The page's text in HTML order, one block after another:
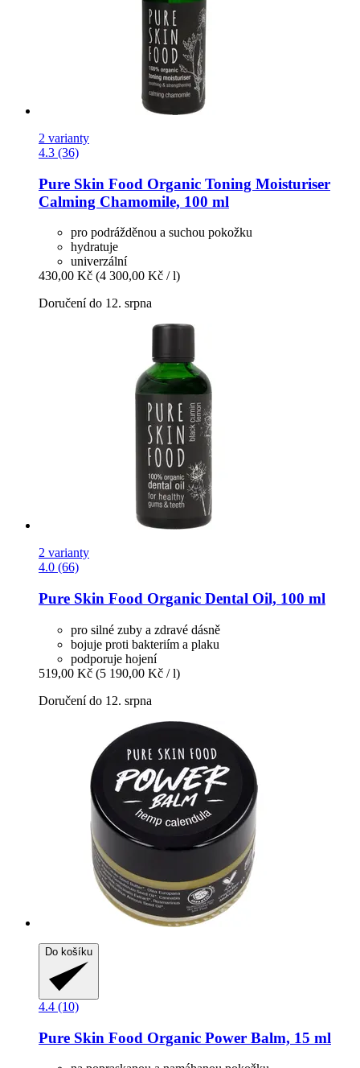
2 varianty
4.3 (36)
Pure Skin Food Organic Toning Moisturiser
Calming Chamomile, 100 ml
pro podrážděnou a suchou pokožku
hydratuje
univerzální
430,00 Kč (4 300,00 Kč / l)
Doručení do 12. srpna
2 varianty
4.0 (66)
Pure Skin Food Organic Dental Oil, 100 ml
pro silné zuby a zdravé dásně
bojuje proti bakteriím a plaku
podporuje hojení
519,00 Kč (5 190,00 Kč / l)
Doručení do 12. srpna
Do košíku
4.4 (10)
Pure Skin Food Organic Power Balm, 15 ml